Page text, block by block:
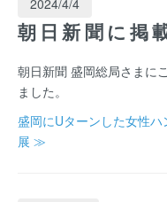
朝日新聞に掲
朝日新聞 盛岡総局さまに
ました。
盛岡にUターンした女性
展 ≫